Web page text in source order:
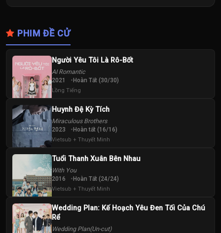
PHIM ĐỀ CỬ
Người Yêu Tôi Là Rô-Bốt
AI Romantic
2021 Hoàn Tất (30/30)
Lồng Tiếng
Huynh Đệ Kỳ Tích
Miraculous Brothers
2023 Hoàn tất (16/16)
Vietsub + Thuyết Minh
Tuổi Thanh Xuân Bên Nhau
With You
2016 Hoàn Tất (24/24)
Vietsub + Thuyết Minh
Wedding Plan: Kế Hoạch Yêu Đen Tối Của Chú
Rể
Wedding Plan(Un-cut)